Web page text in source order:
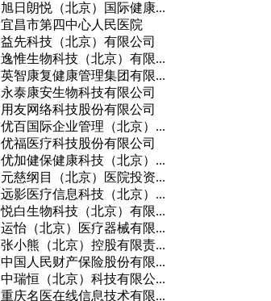
旭日朗悦（北京）国际健康...
宜昌市第四中心人民医院
益先科技（北京）有限公司
逸惟生物科技（北京）有限...
英智康复健康管理集团有限...
永泰康安生物科技有限公司
用友网络科技股份有限公司
优百国际企业管理（北京）...
优福医疗科技股份有限公司
优加健保健康科技（北京）...
元慈纲目（北京）医院投资...
远影医疗信息科技（北京）...
悦白生物科技（北京）有限...
运怡（北京）医疗器械有限...
张小熊（北京）控股有限责...
中国人民财产保险股份有限...
中瑞恒（北京）科技有限公...
重庆名医在线信息技术有限...